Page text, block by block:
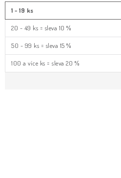
1 - 19 ks
20 - 49 ks = sleva 10 %
50 - 99 ks = sleva 15 %
100 a více ks = sleva 20 %